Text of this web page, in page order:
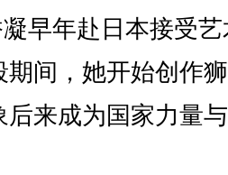
早年赴日本接受
期间，她开始创作
后来成为国家力量